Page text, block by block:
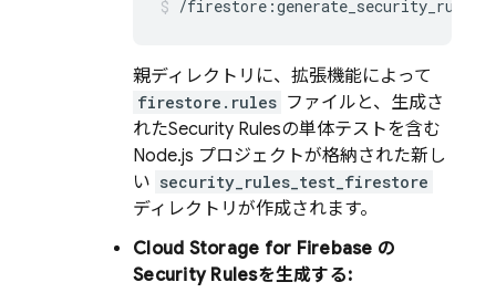
/firestore:generate_security_rules
親ディレクトリに、拡張機能によって
firestore.rules ファイルと、生成さ
れたSecurity Rulesの単体テストを含む
Node.js プロジェクトが格納された新し
い security_rules_test_firestore
ディレクトリが作成されます。
Cloud Storage for Firebase の
Security Rulesを生成する: